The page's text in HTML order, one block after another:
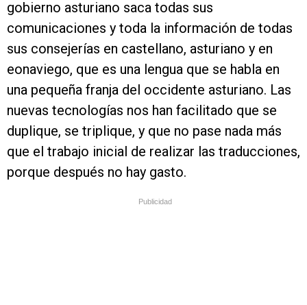
gobierno asturiano saca todas sus
comunicaciones y toda la información de todas
sus consejerías en castellano, asturiano y en
eonaviego, que es una lengua que se habla en
una pequeña franja del occidente asturiano. Las
nuevas tecnologías nos han facilitado que se
duplique, se triplique, y que no pase nada más
que el trabajo inicial de realizar las traducciones,
porque después no hay gasto.
Publicidad